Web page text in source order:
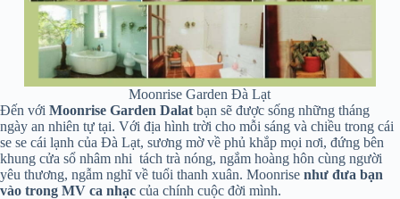
Moonrise Garden Đà Lạt
Đến với Moonrise Garden Dalat bạn sẽ được sống những tháng
ngày an nhiên tự tại. Với địa hình trời cho mỗi sáng và chiều trong cái
se se cái lạnh của Đà Lạt, sương mờ về phủ khắp mọi nơi, đứng bên
khung cửa sổ nhâm nhi tách trà nóng, ngắm hoàng hôn cùng người
yêu thương, ngẫm nghĩ về tuổi thanh xuân. Moonrise như đưa bạn
vào trong MV ca nhạc của chính cuộc đời mình.